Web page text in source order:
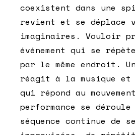
coexistent dans une
revient et se déplace
imaginaires. Vouloir
événement qui se
par le même endroit.
réagit à la musique et
qui répond au
performance se
séquence continue de